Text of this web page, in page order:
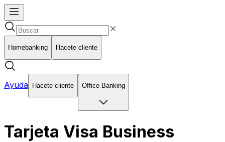
Homebanking Hacete cliente
Ayuda Hacete cliente Office Banking
Tarjeta Visa Business